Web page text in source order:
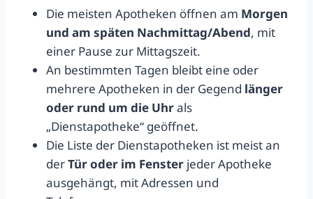
Die meisten Apotheken öffnen am Morgen
und am späten Nachmittag/Abend, mit
einer Pause zur Mittagszeit.
An bestimmten Tagen bleibt eine oder
mehrere Apotheken in der Gegend länger
oder rund um die Uhrals
„Dienstapotheke“ geöffnet.
Die Liste der Dienstapotheken ist meist an
derTür oder im Fenster jeder Apotheke
ausgehängt, mit Adressen und